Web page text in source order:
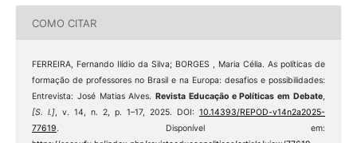
COMO CITAR
FERREIRA, Fernando Ilídio da Silva; BORGES , Maria Célia. As políticas de
formação de professores no Brasil e na Europa: desafios e possibilidades:
Entrevista: José Matias Alves.Revista Educação e Políticas em Debate
[S. l.] , v. 14, n. 2, p. 1–17, 2025. DOI:10.14393/REPOD-v14n2a2025-
77619. Disponível em: